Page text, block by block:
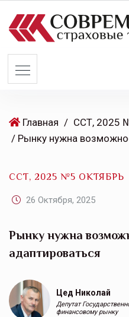
Главная / ССТ, 2025
ССТ, 2025 №5 ОКТЯБРЬ
26 Октября, 2025
Рынку нужна
адаптироваться
Цед Николай
Депутат
финансовому рынку